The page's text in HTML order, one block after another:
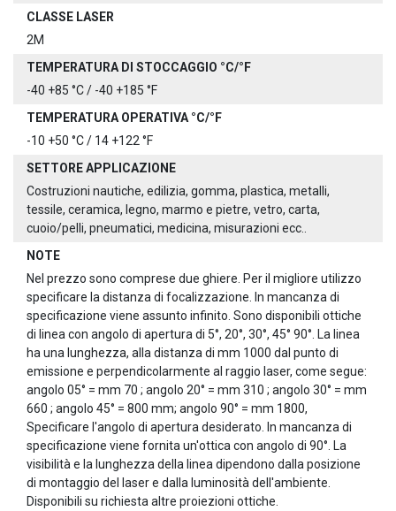
CLASSE LASER
2M
TEMPERATURA DI STOCCAGGIO °C/°F
-40 +85 °C / -40 +185 °F
TEMPERATURA OPERATIVA °C/°F
-10 +50 °C / 14 +122 °F
SETTORE APPLICAZIONE
Costruzioni nautiche, edilizia, gomma, plastica, metalli,
tessile, ceramica, legno, marmo e pietre, vetro, carta,
cuoio/pelli, pneumatici, medicina, misurazioni ecc..
NOTE
Nel prezzo sono comprese due ghiere. Per il migliore utilizzo
specificare la distanza di focalizzazione. In mancanza di
specificazione viene assunto infinito. Sono disponibili ottiche
di linea con angolo di apertura di 5°, 20°, 30°, 45° 90°. La linea
ha una lunghezza, alla distanza di mm 1000 dal punto di
emissione e perpendicolarmente al raggio laser, come segue:
angolo 05° = mm 70 ; angolo 20° = mm 310 ; angolo 30° = mm
660 ; angolo 45° = 800 mm; angolo 90° = mm 1800,
Specificare l'angolo di apertura desiderato. In mancanza di
specificazione viene fornita un'ottica con angolo di 90°. La
visibilità e la lunghezza della linea dipendono dalla posizione
di montaggio del laser e dalla luminosità dell'ambiente.
Disponibili su richiesta altre proiezioni ottiche.